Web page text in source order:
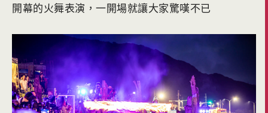
開幕的火舞表演，一開場就讓大家驚嘆不已